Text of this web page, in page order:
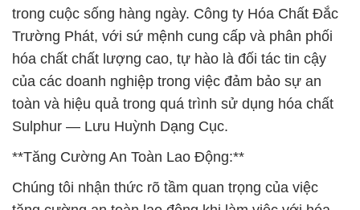
trong cuộc sống hàng ngày. Công ty Hóa Chất Đắc
Trường Phát, với sứ mệnh cung cấp và phân phối
hóa chất chất lượng cao, tự hào là đối tác tin cậy
của các doanh nghiệp trong việc đảm bảo sự an
toàn và hiệu quả trong quá trình sử dụng hóa chất
Sulphur — Lưu Huỳnh Dạng Cục.
**Tăng Cường An Toàn Lao Động:**
Chúng tôi nhận thức rõ tầm quan trọng của việc